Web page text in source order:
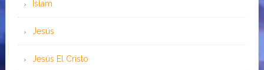
Islam
Jesús
Jesús El Cristo